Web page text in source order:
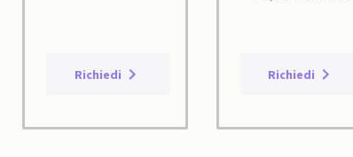
Richiedi Richiedi